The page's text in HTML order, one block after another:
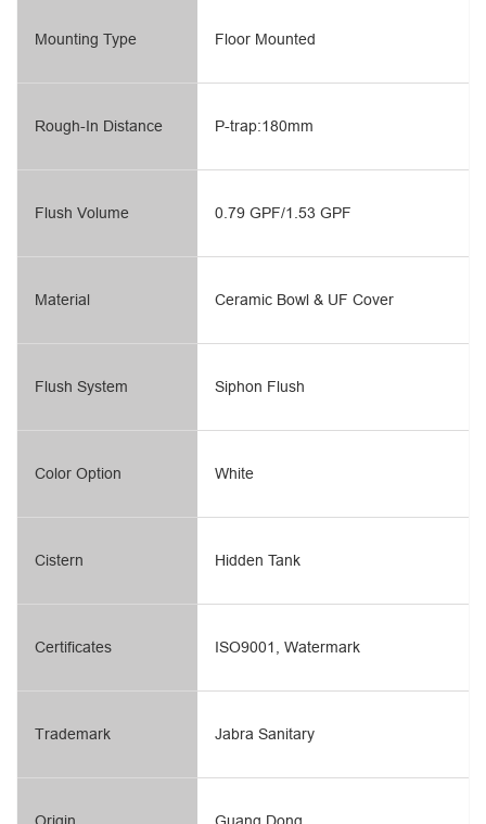
Mounting Type
Rough-In Distance
Flush Volume
Material
Flush System
Floor Mounted
P-trap:180mm
0.79 GPF/1.53 GPF
Ceramic Bowl & UF Cover
Siphon Flush
Color Option
Cistern
Certificates
Trademark
White
Hidden Tank
ISO9001, Watermark
Jabra Sanitary